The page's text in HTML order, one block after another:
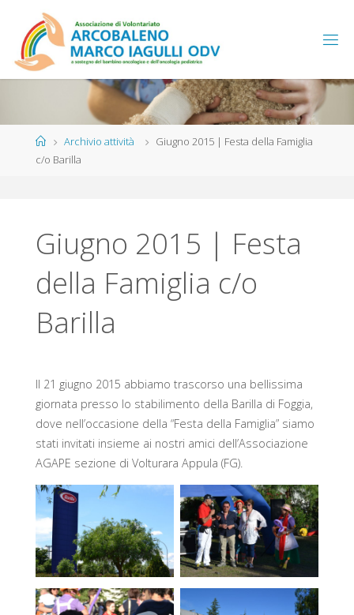
contenuto
HomeArchivio attività
Giugno 2015 | Festa della Famiglia
c/o Barilla
Giugno 2015 | Festa
della Famiglia c/o
Barilla
Il 21 giugno 2015 abbiamo trascorso una bellissima
giornata presso lo stabilimento della Barilla di Foggia,
dove nell’occasione della “Festa della Famiglia” siamo
stati invitati insieme ai nostri amici dell’Associazione
AGAPE sezione di Volturara Appula (FG).